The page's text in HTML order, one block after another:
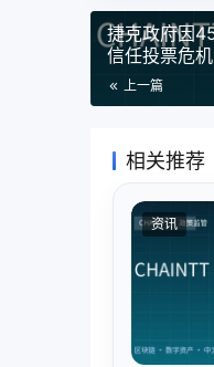
捷克政府因
信任投票危机
上一篇
相关推荐
资讯